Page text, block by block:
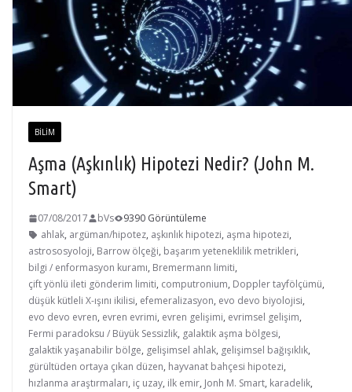
BILIM
Aşma (Aşkınlık) Hipotezi Nedir? (John M.
Smart)
07/08/2017 bVs
9390 Görüntüleme
ahlak, argüman/hipotez, aşkınlık hipotezi, aşma hipotezi,
astrososyoloji, Barrow ölçeği, başarım yeteneklilik metrikleri,
bilgi / enformasyon kuramı, Bremermann limiti,
çift yönlü ileti gönderim limiti, computronium, Doppler tayfölçümü,
düşük kütleli X-ışını ikilisi, efemeralizasyon, evo devo biyolojisi,
evo devo evren, evren evrimi, evren gelişimi, evrimsel gelişim,
Fermi paradoksu / Büyük Sessizlik, galaktik aşma bölgesi,
galaktik yaşanabilir bölge, gelişimsel ahlak, gelişimsel bağışıklık,
gürültüden ortaya çıkan düzen, hayvanat bahçesi hipotezi,
hızlanma araştırmaları, iç uzay, ilk emir, Jonh M. Smart, karadelik,